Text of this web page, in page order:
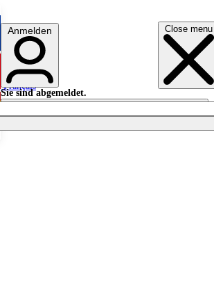
Close menu
English
Français
Anmelden
Sie sind abgemeldet.
Anmelden
Licht aus